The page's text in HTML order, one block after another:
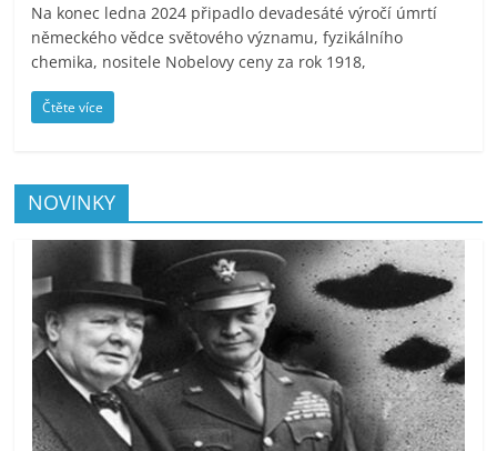
Na konec ledna 2024 připadlo devadesáté výročí úmrtí
německého vědce světového významu, fyzikálního
chemika, nositele Nobelovy ceny za rok 1918,
Čtěte více
NOVINKY